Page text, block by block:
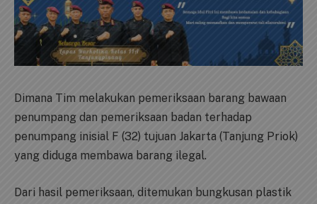
Dimana Tim melakukan pemeriksaan barang bawaan
penumpang dan pemeriksaan badan terhadap
penumpang inisial F (32) tujuan Jakarta (Tanjung Priok)
yang diduga membawa barang ilegal.
Dari hasil pemeriksaan, ditemukan bungkusan plastik